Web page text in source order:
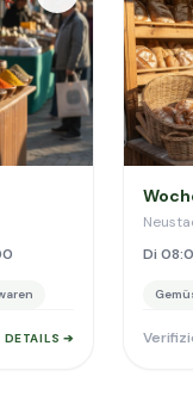
DETAILS ➔
Di